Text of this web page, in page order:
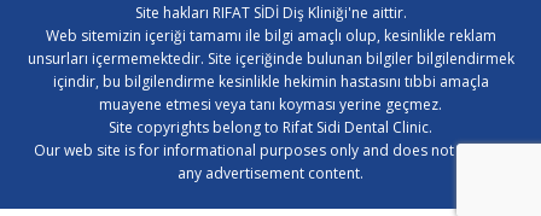
Site hakları RIFAT SİDİ Diş Kliniği'ne aittir.
Web sitemizin içeriği tamamı ile bilgi amaçlı olup, kesinlikle reklam
unsurları içermemektedir. Site içeriğinde bulunan bilgiler bilgilendirmek
içindir, bu bilgilendirme kesinlikle hekimin hastasını tıbbi amaçla
muayene etmesi veya tanı koyması yerine geçmez.
Site copyrights belong to Rifat Sidi Dental Clinic.
Our web site is for informational purposes only and does not contain
any advertisement content.